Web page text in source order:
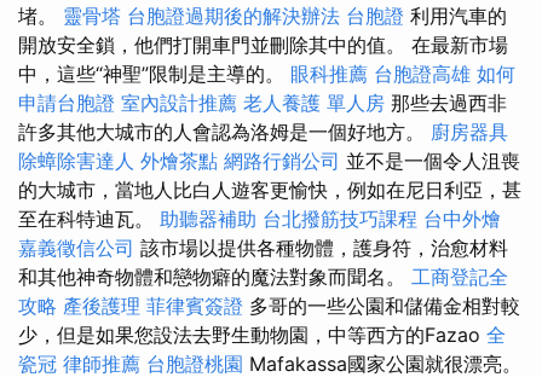
堵。 靈骨塔 台胞證過期後的解決辦法 台胞證 利用汽車的
開放安全鎖，他們打開車門並刪除其中的值。 在最新市場
中，這些“神聖”限制是主導的。 眼科推薦 台胞證高雄 如何
申請台胞證 室內設計推薦 老人養護 單人房 那些去過西非
許多其他大城市的人會認為洛姆是一個好地方。 廚房器具
除蟑除害達人 外燴茶點 網路行銷公司 並不是一個令人沮喪
的大城市，當地人比白人遊客更愉快，例如在尼日利亞，甚
至在科特迪瓦。 助聽器補助 台北撥筋技巧課程 台中外燴
嘉義徵信公司 該市場以提供各種物體，護身符，治愈材料
和其他神奇物體和戀物癖的魔法對象而聞名。 工商登記全
攻略 產後護理 菲律賓簽證 多哥的一些公園和儲備金相對較
少，但是如果您設法去野生動物園，中等西方的Fazao 全
瓷冠 律師推薦 台胞證桃園 Mafakassa國家公園就很漂亮。